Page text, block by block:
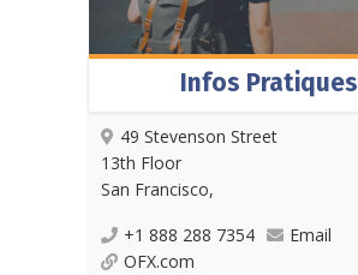
Infos Pratiques
49 Stevenson Street
13th Floor
San Francisco,
+1 888 288 7354
Email
OFX.com